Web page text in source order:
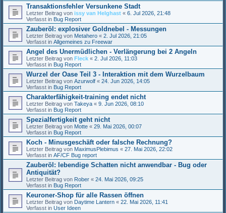
Transaktionsfehler Versunkene Stadt
Letzter Beitrag von issy van Helghast « 6. Jul 2026, 21:48
Verfasst in Bug Report
Zauberöl: explosiver Goldnebel - Messungen
Letzter Beitrag von Metahero « 2. Jul 2026, 21:05
Verfasst in Allgemeines zu Freewar
Angel des Unermüdlichen - Verlängerung bei 2 Angeln
Letzter Beitrag von Fleck « 2. Jul 2026, 11:03
Verfasst in Bug Report
Wurzel der Oase Teil 3 - Interaktion mit dem Wurzelbaum
Letzter Beitrag von Azurwolf « 24. Jun 2026, 14:05
Verfasst in Bug Report
Charakterfähigkeit-training endet nicht
Letzter Beitrag von Takeya « 9. Jun 2026, 08:10
Verfasst in Bug Report
Spezialfertigkeit geht nicht
Letzter Beitrag von Motte « 29. Mai 2026, 00:07
Verfasst in Bug Report
Koch - Minusgeschäft oder falsche Rechnung?
Letzter Beitrag von MaximusPlebimus « 27. Mai 2026, 22:02
Verfasst in AF/CF Bug report
Zauberöl: lebendige Schatten nicht anwendbar - Bug oder
Antiquität?
Letzter Beitrag von Rober « 24. Mai 2026, 09:25
Verfasst in Bug Report
Keuroner-Shop für alle Rassen öffnen
Letzter Beitrag von Daytime Lantern « 22. Mai 2026, 11:41
Verfasst in User Ideen